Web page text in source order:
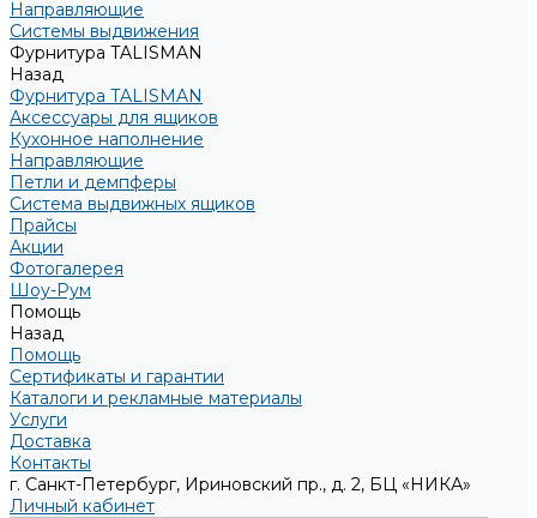
Направляющие
Системы выдвижения
Фурнитура TALISMAN
Назад
Фурнитура TALISMAN
Аксессуары для ящиков
Кухонное наполнение
Направляющие
Петли и демпферы
Система выдвижных ящиков
Прайсы
Акции
Фотогалерея
Шоу-Рум
Помощь
Назад
Помощь
Сертификаты и гарантии
Каталоги и рекламные материалы
Услуги
Доставка
Контакты
г. Санкт-Петербург, Ириновский пр., д. 2, БЦ «НИКА»
Личный кабинет